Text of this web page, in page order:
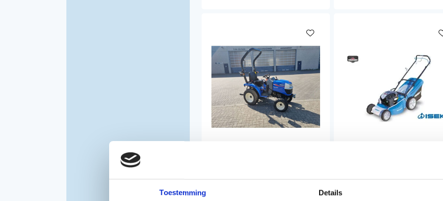
Toestemming Details